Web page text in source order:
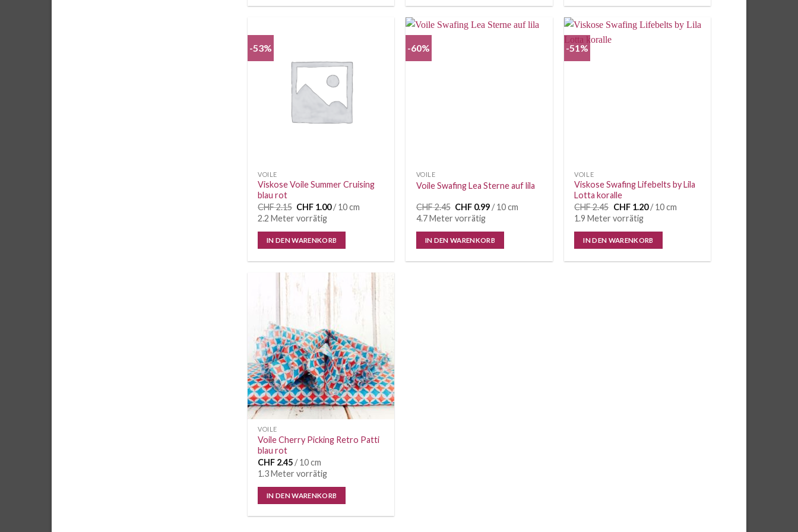
-53%
VOILE
Viskose Voile Summer Cruising
blau rot
CHF2.15 Ursprünglicher
Preis
war:
CHF 2.15
CHF 1.00Aktueller
CHF 1.00.
/ 10 cm
2.2 Meter vorrätig
IN DEN WARENKORB
-60%
VOILE
Voile Swafing Lea Sterne auf lila
CHF2.45 Ursprünglicher
Preis
war:
CHF 2.45
CHF 0.99Aktueller
CHF 0.99.
/ 10 cm
4.7 Meter vorrätig
IN DEN WARENKORB
-51%
VOILE
Viskose Swafing Lifebelts by Lila
Lotta koralle
CHF2.45 Ursprünglicher
Preis
war:
CHF 2.45
CHF1.20Aktueller
CHF 1.20.
/ 10 cm
1.9 Meter vorrätig
IN DEN WARENKORB
VOILE
Voile Cherry Picking Retro Patti
blau rot
CHF 2.45/ 10 cm
1.3 Meter vorrätig
IN DEN WARENKORB